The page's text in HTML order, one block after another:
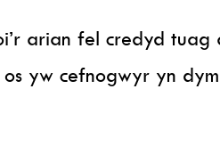
arian fel credyd tuag
yw cefnogwyr yn